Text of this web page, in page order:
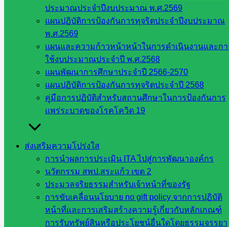
ประมาณประจำปีงบประมาณ พ.ศ.2569
แผนปฏิบัติการป้องกันการทุจริตประจำปีงบประมาณ
พ.ศ.2569
แผนและความก้าวหน้าหน้าในการดำเนินงานและก
ใช้งบประมาณประจำปี พ.ศ.2568
แผนพัฒนาการศึกษาประจำปี 2566-2570
แผนปฏิบัติการป้องกันการทุจริตประจำปี 2568
คู่มือการปฏิบัติสำหรับสถานศึกษาในการป้องกันการ
แพร่ระบาดของโรคโควิด 19
ส่งเสริมความโปร่งใส
การนำผลการประเมิน ITA ไปสู่การพัฒนาองค์กร
นวัตกรรม สพป.สระแก้ว เขต 2
ประมวลจริยธรรมสำหรับเจ้าหน้าที่ของรัฐ
การขับเคลื่อนนโยบาย no gift policy จากการปฏิบัติ
หน้าที่และการเสริมสร้างความรู้เกี่ยวกับหลักเกณฑ์
การรับทรัพย์สินหรือประโยชน์อื่นใดโดยธรรมจรรยา
พิธีเฉลิมพระเกียรติสมเด็จพระนางเจ้าสิริกิ
ติ์ พระบรมราชินินาถพระบรมราชชนนี
พันปีหลวง
สิงหาคม 13, 2025สิงหาคม 13, 2025
วันอังคารที่ ๑๒ สิงหาคม พ.ศ.๒๕๖๘ สำนักงานเขตพื้นที่การศ
พิธีเฉลิมพระเกียรติสมเด็จพระนางเจ้าสิริกิ
ติ์ พระบรมราชินินาถพระบรมราชชนนี